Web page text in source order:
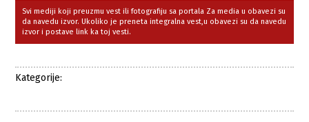
Svi mediji koji preuzmu vest ili fotografiju sa portala Za media u obavezi su
da navedu izvor. Ukoliko je preneta integralna vest,u obavezi su da navedu
izvor i postave link ka toj vesti.
Kategorije: